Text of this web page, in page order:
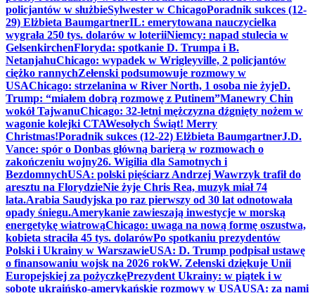
policjantów w służbieSylwester w ChicagoPoradnik sukces (12-
29) Elżbieta BaumgartnerIL: emerytowana nauczycielka
wygrała 250 tys. dolarów w loteriiNiemcy: napad stulecia w
GelsenkirchenFloryda: spotkanie D. Trumpa i B.
NetanjahuChicago: wypadek w Wrigleyville, 2 policjantów
ciężko rannychZełenski podsumowuje rozmowy w
USAChicago: strzelanina w River North, 1 osoba nie żyjeD.
Trump: “miałem dobrą rozmowę z Putinem”Manewry Chin
wokół TajwanuChicago: 32-letni mężczyzna dźgnięty nożem w
wagonie kolejki CTAWesołych Świąt! Merry
Christmas!Poradnik sukces (12-22) Elżbieta BaumgartnerJ.D.
Vance: spór o Donbas główną barierą w rozmowach o
zakończeniu wojny26. Wigilia dla Samotnych i
BezdomnychUSA: polski pięściarz Andrzej Wawrzyk trafił do
aresztu na FlorydzieNie żyje Chris Rea, muzyk miał 74
lata.Arabia Saudyjska po raz pierwszy od 30 lat odnotowała
opady śniegu.Amerykanie zawieszają inwestycje w morską
energetykę wiatrowąChicago: uwaga na nową formę oszustwa,
kobieta straciła 45 tys. dolarówPo spotkaniu prezydentów
Polski i Ukrainy w WarszawieUSA: D. Trump podpisał ustawę
o finansowaniu wojsk na 2026 rokW. Zełenski dziękuje Unii
Europejskiej za pożyczkęPrezydent Ukrainy: w piątek i w
sobotę ukraińsko-amerykańskie rozmowy w USAUSA: za nami